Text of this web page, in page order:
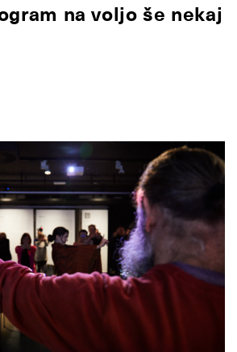
na voljo še nekaj